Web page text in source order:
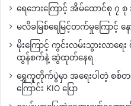
ရေဘေးကြောင့် အိမ်ထောင်စု ၇ စု
မလိခမြစ်ရေမြင့်တက်မှုကြောင့် န
မိုးကြောင့် ကွင်းလမ်းသွားလာရ
ထွန်စက်နဲ့ ဆွဲထုတ်နေရ
ရွှေကူတိုက်ပွဲမှာ အရေးပါတဲ့ စစ်
ကြောင်း KIO ပြော